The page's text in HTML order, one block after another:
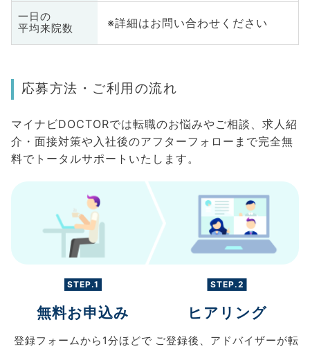
一日の
平均来院数
※詳細はお問い合わせください
応募方法・ご利用の流れ
マイナビDOCTORでは転職のお悩みやご相談、求人紹
介・面接対策や入社後のアフターフォローまで完全無
料でトータルサポートいたします。
STEP.1
無料お申込み
登録フォームから 1分ほどで
STEP.2
ヒアリング
ご登録後、 アドバイザーが転